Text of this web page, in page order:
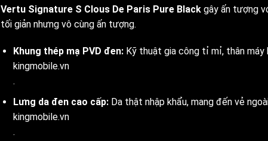
Vertu Signature S Clous De Paris Pure Black gây ấn tượng
tối giản nhưng vô cùng ấn tượng.
Khung thép mạ PVD đen:Kỹ thuật gia công tỉ mỉ, thân máy
kingmobile.vn
.
Lưng da đen cao cấp:Da thật nhập khẩu, mang đến vẻ
kingmobile.vn
.